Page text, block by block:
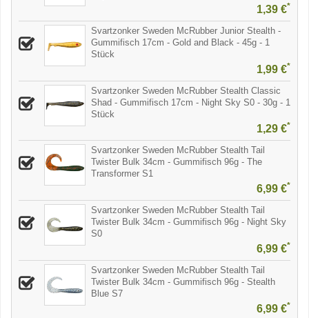
1,39 €*
Svartzonker Sweden McRubber Junior Stealth -
Gummifisch 17cm - Gold and Black - 45g - 1
Stück
1,99 €*
Svartzonker Sweden McRubber Stealth Classic
Shad - Gummifisch 17cm - Night Sky S0 - 30g - 1
Stück
1,29 €*
Svartzonker Sweden McRubber Stealth Tail
Twister Bulk 34cm - Gummifisch 96g - The
Transformer S1
6,99 €*
Svartzonker Sweden McRubber Stealth Tail
Twister Bulk 34cm - Gummifisch 96g - Night Sky
S0
6,99 €*
Svartzonker Sweden McRubber Stealth Tail
Twister Bulk 34cm - Gummifisch 96g - Stealth
Blue S7
6,99 €*